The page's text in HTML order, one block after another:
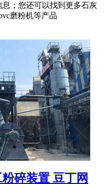
；您还可以找到更多石灰
磨粉机等产品
碎装置 豆丁网